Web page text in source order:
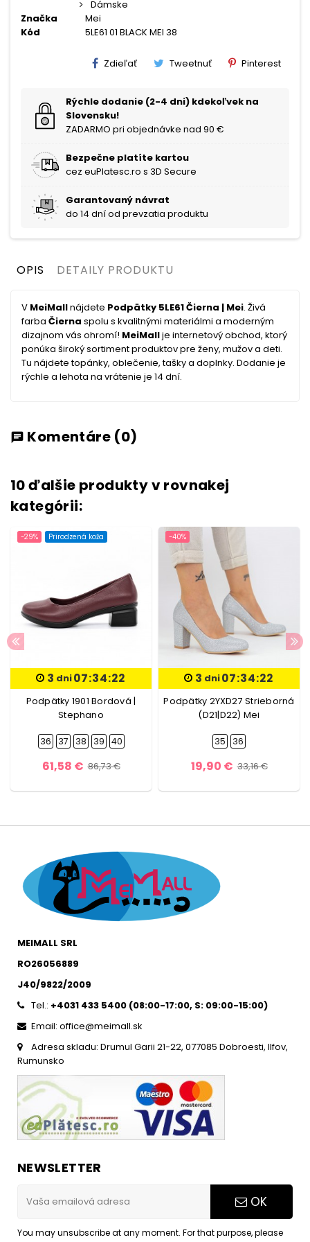
Dámske
Značka
Mei
Kód
5LE61 01 BLACK MEI 38
Zdieľať Tweetnuť Pinterest
Rýchle dodanie (2-4 dni) kdekoľvek na
Slovensku!
ZADARMO pri objednávke nad 90 €
Bezpečne platíte kartou
cez euPlatesc.ro s 3D Secure
Garantovaný návrat
do 14 dní od prevzatia produktu
OPIS DETAILY PRODUKTU
V MeiMallnájdete Podpätky 5LE61 Čierna | Mei. Živá
farba Čierna spolu s kvalitnými materiálmi a moderným
dizajnom vás ohromí! MeiMallje internetový obchod, ktorý
ponúka široký sortiment produktov pre ženy, mužov a deti.
Tu nájdete topánky, oblečenie, tašky a doplnky. Dodanie je
rýchle a lehota na vrátenie je 14 dní.
chat Komentáre (0)
10 ďalšie produkty v rovnakej
kategórii:
-29% Prirodzená koža
3 dni07:34:22
Podpätky 1901 Bordová |
Stephano
36 37 38 39 40
61,58 € 86,73 €
-40%
3 dni07:34:22
Podpätky 2YXD27 Strieborná
(D21|D22) Mei
35 36
19,90 € 33,16 €
MEIMALL SRL
RO26056889
J40/9822/2009
Tel.: +4031 433 5400 (08:00-17:00, S: 09:00-15:00)
Email: office@meimall.sk
Adresa skladu: Drumul Garii 21-22, 077085 Dobroesti, Ilfov,
Rumunsko
NEWSLETTER
OK
You may unsubscribe at any moment. For that purpose, please